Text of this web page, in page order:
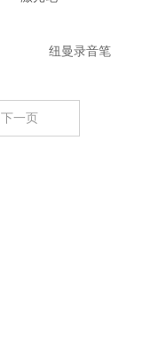
纽曼录音笔
下一页